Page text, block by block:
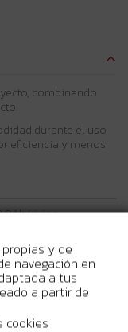
combinando
durante el uso
eficiencia y menos
Li-ion
min
y de
navegación en
a tus
a partir de
cookies